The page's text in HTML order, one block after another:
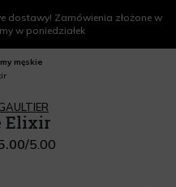
dostawy! Zamówienia złożone w
w poniedziałek
męskie
Elixir
/5.00